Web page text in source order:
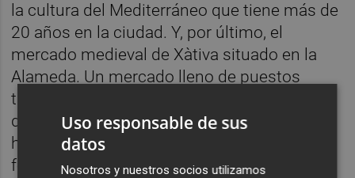
la cultura del Mediterráneo que tiene más de
20 años en la ciudad. Y, por último, el
mercado medieval de Xàtiva situado en la
Alameda. Un mercado lleno de puestos
tradicionales donde se puede encontrar
desde productos artesanales hasta objetos
hechos con madera, barro, utensilios de
ferretería, etc
Uso responsable de sus
datos
Nosotros y nuestros socios utilizamos